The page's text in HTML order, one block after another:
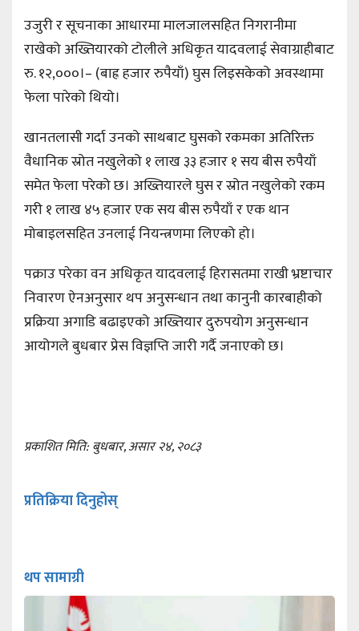
उजुरी र सूचनाका आधारमा मालजालसहित निगरानीमा
राखेको अख्तियारको टोलीले अधिकृत यादवलाई सेवाग्राहीबाट
रु. १२,०००।– (बाह्र हजार रुपैयाँ) घुस लिइसकेको अवस्थामा
फेला पारेको थियो।
खानतलासी गर्दा उनको साथबाट घुसको रकमका अतिरिक्त
वैधानिक स्रोत नखुलेको १ लाख ३३ हजार १ सय बीस रुपैयाँ
समेत फेला परेको छ। अख्तियारले घुस र स्रोत नखुलेको रकम
गरी १ लाख ४५ हजार एक सय बीस रुपैयाँ र एक थान
मोबाइलसहित उनलाई नियन्त्रणमा लिएको हो।
पक्राउ परेका वन अधिकृत यादवलाई हिरासतमा राखी भ्रष्टाचार
निवारण ऐनअनुसार थप अनुसन्धान तथा कानुनी कारबाहीको
प्रक्रिया अगाडि बढाइएको अख्तियार दुरुपयोग अनुसन्धान
आयोगले बुधबार प्रेस विज्ञप्ति जारी गर्दै जनाएको छ।
प्रकाशित मिति: बुधबार, असार २४, २०८३
प्रतिक्रिया दिनुहोस्
थप सामाग्री